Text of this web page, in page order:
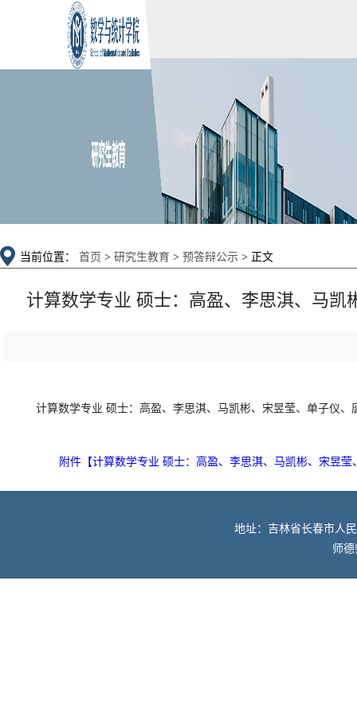
当前位置： 首页 > 研究生教育 > 预答辩公示 > 正文
计算数学专业 硕士：高盈、李思淇、马
计算数学专业 硕士：高盈、李思淇、马凯彬、宋昱莹、单子仪
附件【计算数学专业 硕士：高盈、李思淇、马凯彬、宋昱
地址：吉林省长春市人
师德